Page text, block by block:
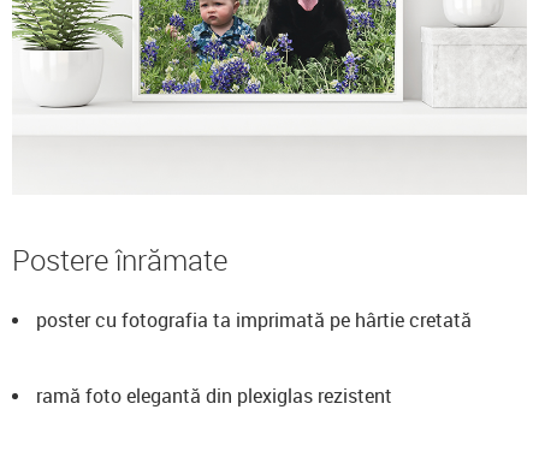
Postere înrămate
poster cu fotografia ta imprimată pe hârtie cretată
ramă foto elegantă din plexiglas rezistent